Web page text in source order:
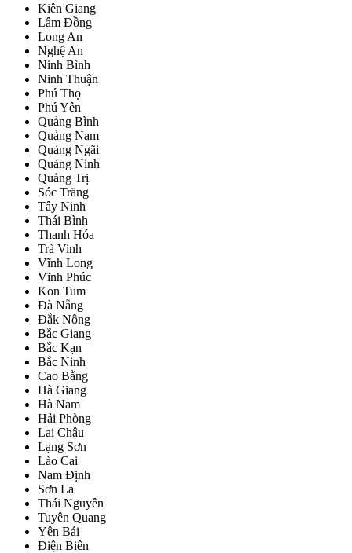
Kiên Giang
Lâm Đồng
Long An
Nghệ An
Ninh Bình
Ninh Thuận
Phú Thọ
Phú Yên
Quảng Bình
Quảng Nam
Quảng Ngãi
Quảng Ninh
Quảng Trị
Sóc Trăng
Tây Ninh
Thái Bình
Thanh Hóa
Trà Vinh
Vĩnh Long
Vĩnh Phúc
Kon Tum
Đà Nẵng
Đắk Nông
Bắc Giang
Bắc Kạn
Bắc Ninh
Cao Bằng
Hà Giang
Hà Nam
Hải Phòng
Lai Châu
Lạng Sơn
Lào Cai
Nam Định
Sơn La
Thái Nguyên
Tuyên Quang
Yên Bái
Điện Biên